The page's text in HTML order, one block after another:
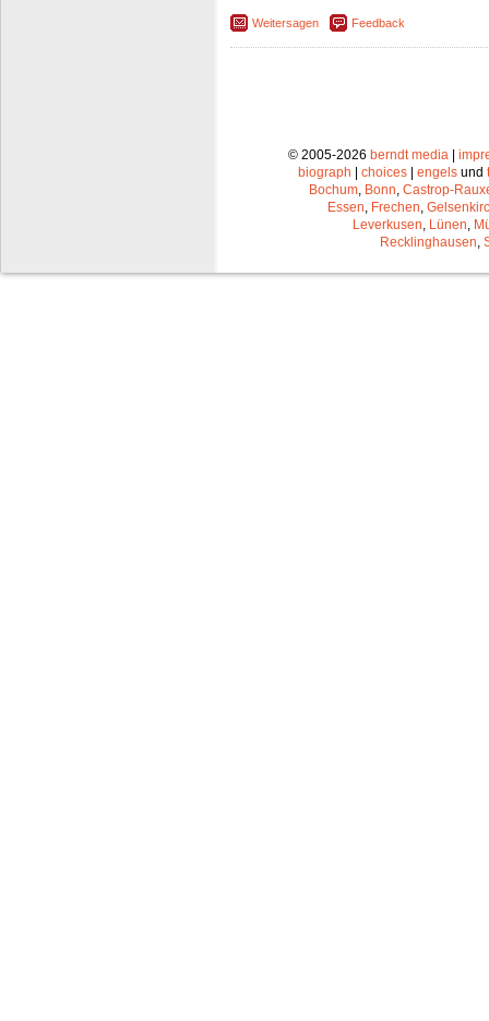
Weitersagen Feedback
© 2005-2026 berndt media |
biograph | choices | engels und
Bochum Bonn Castrop-
Essen Frechen
Leverkusen Lünen
Recklinghausen